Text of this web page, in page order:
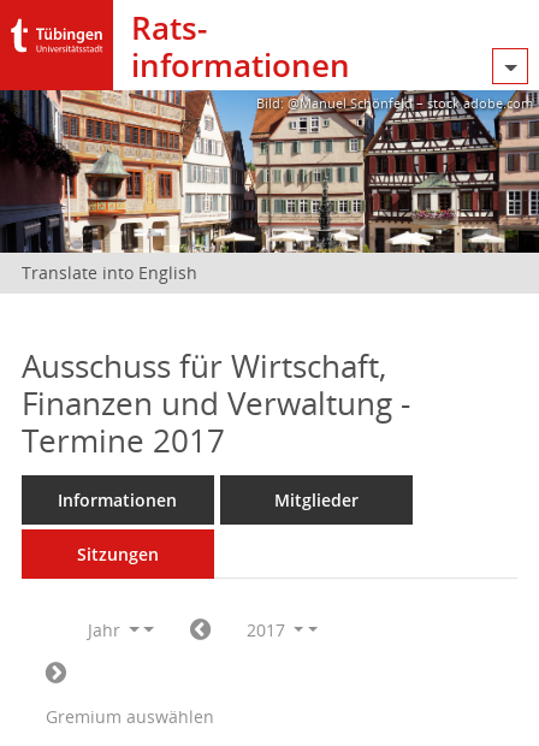
Rats­
informationen
Bild: @Manuel Schönfeld – stock.adobe.com
Translate into English
Ausschuss für Wirtschaft,
Finanzen und Verwaltung -
Termine 2017
Informationen Mitglieder
Sitzungen
Jahr 2017
Gremium auswählen